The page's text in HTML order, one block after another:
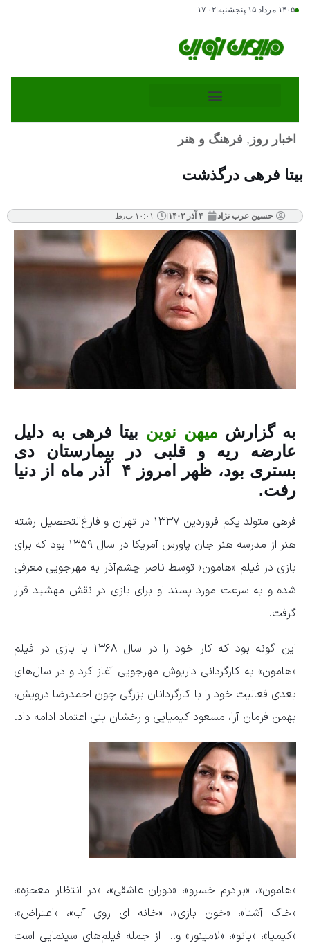
۱۴۰۵ مرداد ۱۵ پنجشنبه ۱۷:۰۲
اخبار روز , فرهنگ و هنر
بیتا فرهی درگذشت
حسین عرب نژاد ۴ آذر ۱۴۰۲ ۱۰:۰۱ ب٫ظ
به گزارش میهن نوین بیتا فرهی به دلیل
عارضه ریه و قلبی در بیمارستان دی
بستری بود، ظهر امروز ۴ آذر ماه از دنیا
رفت.
فرهی متولد یکم فروردین ۱۳۳۷ در تهران و فارغ‌التحصیل رشته
هنر از مدرسه هنر جان پاورس آمریکا در سال ۱۳۵۹ بود که برای
بازی در فیلم «هامون» توسط ناصر چشم‌آذر به مهرجویی معرفی
شده و به سرعت مورد پسند او برای بازی در نقش مهشید قرار
گرفت.
این گونه بود که کار خود را در سال ۱۳۶۸ با بازی در فیلم
«هامون» به کارگردانی داریوش مهرجویی آغاز کرد و در سال‌های
بعدی فعالیت خود را با کارگردانان بزرگی چون احمدرضا درویش،
بهمن فرمان آرا، مسعود کیمیایی و رخشان بنی اعتماد ادامه داد.
«هامون»، «برادرم خسرو»، «دوران عاشقی»، «در انتظار معجزه»،
«خاک آشنا»، «خون بازی»، «خانه ای روی آب»، «اعتراض»،
«کیمیا»، «بانو»، «لامینور» و.. از جمله فیلم‌های سینمایی است